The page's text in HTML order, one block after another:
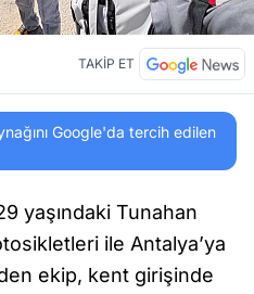
TAKİP ET
Google'da tercih edilen
yaşındaki Tunahan
ile Antalya’ya
ekip, kent girişinde